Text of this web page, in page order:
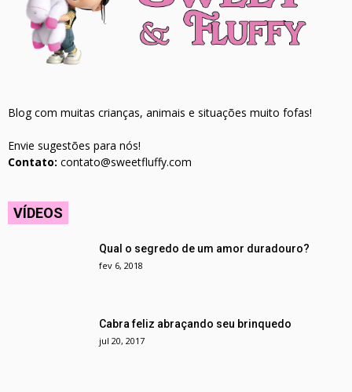
Blog com muitas crianças, animais e situações muito fofas!
Envie sugestões para nós!
Contato: contato@sweetfluffy.com
VÍDEOS
Qual o segredo de um amor duradouro?
fev 6, 2018
Cabra feliz abraçando seu brinquedo
jul 20, 2017